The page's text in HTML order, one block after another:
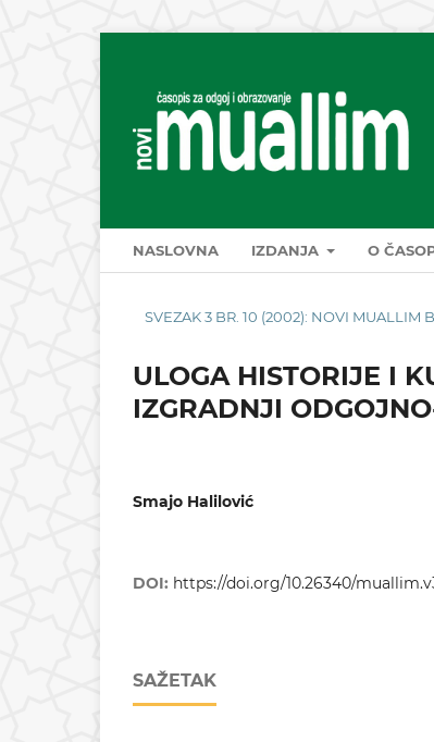
NASLOVNA IZDANJA O
SVEZAK 3 BR. 10 (2002): NOVI MUALLIM
ULOGA HISTORIJE I
IZGRADNJI
Smajo Halilović
DOI: https://doi.org/10.26340/
SAŽETAK